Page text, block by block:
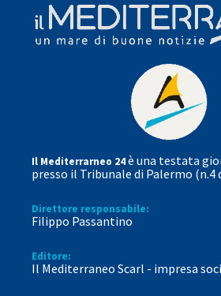
Il Mediterrarneo 24è una testata
presso il Tribunale di Palermo (n.4
Direttore responsabile:
Filippo Passantino
Editore:
Il Mediterraneo Scarl - impresa